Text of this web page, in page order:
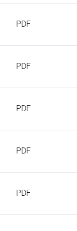
PDF
PDF
PDF
PDF
PDF